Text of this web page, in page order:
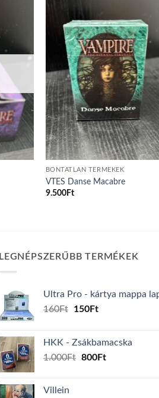
BONTATLAN TERMÉKEK
VTES Danse Macabre
9.500Ft
LEGNÉPSZERŰBB TERMÉKEK
Ultra Pro - kártya mappa
160Ft
Original
160Ft.
150FtCurrent
150Ft.
HKK - Zsákbamacska
1.000Ft Original
800FtCurrent
Villein